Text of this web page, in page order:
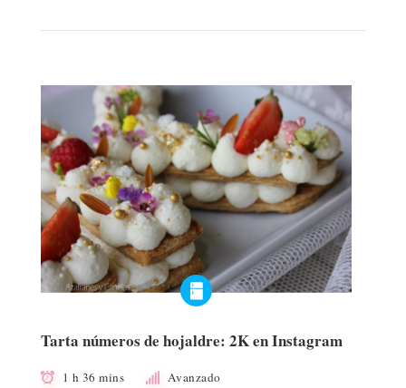
Tarta números de hojaldre: 2K en Instagram
1 h 36 mins Avanzado